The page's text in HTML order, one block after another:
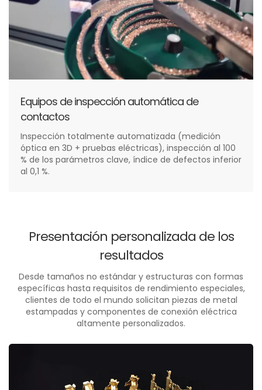
Equipos de inspección automática de
contactos
Inspección totalmente automatizada (medición
óptica en 3D + pruebas eléctricas), inspección al 100
% de los parámetros clave, índice de defectos inferior
al 0,1 %.
Presentación personalizada de los
resultados
Desde tamaños no estándar y estructuras con formas
específicas hasta requisitos de rendimiento especiales,
clientes de todo el mundo solicitan piezas de metal
estampadas y componentes de conexión eléctrica
altamente personalizados.